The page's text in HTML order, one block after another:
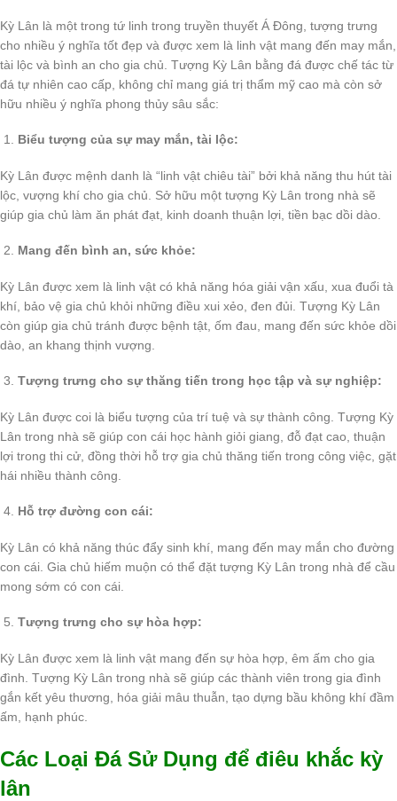
Kỳ Lân là một trong tứ linh trong truyền thuyết Á Đông, tượng trưng
cho nhiều ý nghĩa tốt đẹp và được xem là linh vật mang đến may mắn,
tài lộc và bình an cho gia chủ. Tượng Kỳ Lân bằng đá được chế tác từ
đá tự nhiên cao cấp, không chỉ mang giá trị thẩm mỹ cao mà còn sở
hữu nhiều ý nghĩa phong thủy sâu sắc:
Biểu tượng của sự may mắn, tài lộc:
Kỳ Lân được mệnh danh là “linh vật chiêu tài” bởi khả năng thu hút tài
lộc, vượng khí cho gia chủ. Sở hữu một tượng Kỳ Lân trong nhà sẽ
giúp gia chủ làm ăn phát đạt, kinh doanh thuận lợi, tiền bạc dồi dào.
Mang đến bình an, sức khỏe:
Kỳ Lân được xem là linh vật có khả năng hóa giải vận xấu, xua đuổi tà
khí, bảo vệ gia chủ khỏi những điều xui xẻo, đen đủi. Tượng Kỳ Lân
còn giúp gia chủ tránh được bệnh tật, ốm đau, mang đến sức khỏe dồi
dào, an khang thịnh vượng.
Tượng trưng cho sự thăng tiến trong học tập và sự nghiệp:
Kỳ Lân được coi là biểu tượng của trí tuệ và sự thành công. Tượng Kỳ
Lân trong nhà sẽ giúp con cái học hành giỏi giang, đỗ đạt cao, thuận
lợi trong thi cử, đồng thời hỗ trợ gia chủ thăng tiến trong công việc, gặt
hái nhiều thành công.
Hỗ trợ đường con cái:
Kỳ Lân có khả năng thúc đẩy sinh khí, mang đến may mắn cho đường
con cái. Gia chủ hiếm muộn có thể đặt tượng Kỳ Lân trong nhà để cầu
mong sớm có con cái.
Tượng trưng cho sự hòa hợp:
Kỳ Lân được xem là linh vật mang đến sự hòa hợp, êm ấm cho gia
đình. Tượng Kỳ Lân trong nhà sẽ giúp các thành viên trong gia đình
gắn kết yêu thương, hóa giải mâu thuẫn, tạo dựng bầu không khí đầm
ấm, hạnh phúc.
Các Loại Đá Sử Dụng để điêu khắc kỳ
lân